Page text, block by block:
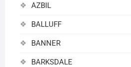
AZBIL
BALLUFF
BANNER
BARKSDALE